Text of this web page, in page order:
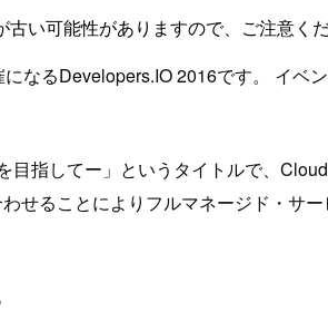
い可能性がありますので、ご注意くだ
なるDevelopers.IO 2016です。 イ
指してー」というタイトルで、
ることによりフルマネージド・サー